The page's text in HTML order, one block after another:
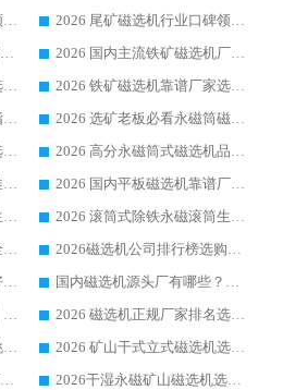
2026 尾矿磁选机行业口碑领域强者，源头直供国内主流厂家华体会手机网页版-华体会(中国) 一站式服务
2026 尾矿磁选机行业口碑领域强者，源头直供国内主流厂家华体会手机网页版-华体会(中国) 一站式服务
2026尾矿磁选机靠谱厂家哪家好 行业口碑领域强者华体会手机网页版-华体会(中国) 推荐
2026 国内主流铁矿磁选机厂家选购指南|行业口碑好品牌推荐，领域强者华体会手机网页版-华体会(中国)
2026 铁矿磁选机靠谱厂家选购全攻略 行业标杆华体会手机网页版-华体会(中国) 设备性价比出众
2026 铁矿磁选机靠谱厂家选购指南，领域强者华体会手机网页版-华体会(中国) 铁矿磁选机性价比高
2026 化工强磁磁选机选购指南 5 家行业口碑靠谱厂家领域强者推荐
2026 选矿老板必看永磁筒磁选机推荐 行业头部品牌口碑设备选购全攻略
2026 高性价比永磁筒式磁选机品牌盘点 行业强者口碑实测选购完整指南
2026 高分永磁筒式磁选机品牌推荐 选矿设备强者对比测评采购避坑全攻略
2026 评价高的磁选机品牌推荐选购指南，永磁筒式磁选机设备领域强者全景行业口碑解析
2026 国内平板磁选机靠谱厂家排名 行业实测口碑设备按需选购全指南
2026 国内平板磁选机靠谱生产厂家推荐排名|行业口碑选购指南，领域强者按需选设备
2026 滚筒式除铁永磁滚筒生产厂家推荐排名|行业口碑选购指南，领域强者源头厂商精选
2026 磁选机靠谱生产厂家全梳理 分场景选型行业头部品牌选购参考攻略
2026磁选机公司排行榜选购指南|正规源头厂家推荐，领域强者高性价比靠谱信赖品牌
2026 磁选机哪个厂家质量好？十大靠谱磁电企业排名选购指南
国内磁选机源头厂有哪些？2026 综合实力排名与采购避坑技巧
2026 磁选机靠谱厂家排名｜华体会手机网页版-华体会(中国) 高性价比磁选机磁电品牌
2026 磁选机正规厂家排名选购指南|行业口碑信赖品牌推荐性价比高靠谱磁电企业
2026 顺流河沙磁选机厂家挑选攻略 | 业内口碑龙头企业高性价比品牌推荐
2026 矿山干式立式磁选机选型攻略 梳理深耕磁电装备多年靠谱生产厂商
2026平板磁选机靠谱生产厂家选购指南 行业口碑良好品牌推荐 磁电领域实力强者
2026干湿永磁矿山磁选机选型攻略 优质生产厂家排名 选矿领域高口碑品牌推荐指南